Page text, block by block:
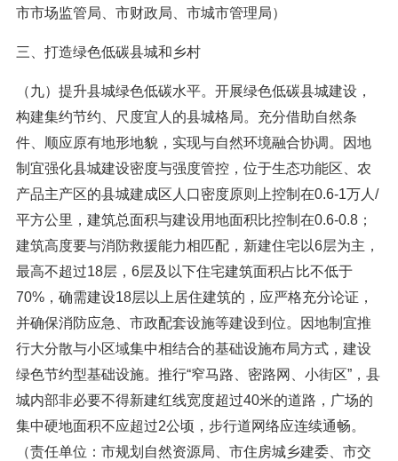
市市场监管局、市财政局、市城市管理局）
三、打造绿色低碳县城和乡村
（九）提升县城绿色低碳水平。开展绿色低碳县城建设，
构建集约节约、尺度宜人的县城格局。充分借助自然条
件、顺应原有地形地貌，实现与自然环境融合协调。因地
制宜强化县城建设密度与强度管控，位于生态功能区、农
产品主产区的县城建成区人口密度原则上控制在0.6-1万人/
平方公里，建筑总面积与建设用地面积比控制在0.6-0.8；
建筑高度要与消防救援能力相匹配，新建住宅以6层为主，
最高不超过18层，6层及以下住宅建筑面积占比不低于
70%，确需建设18层以上居住建筑的，应严格充分论证，
并确保消防应急、市政配套设施等建设到位。因地制宜推
行大分散与小区域集中相结合的基础设施布局方式，建设
绿色节约型基础设施。推行“窄马路、密路网、小街区”，县
城内部非必要不得新建红线宽度超过40米的道路，广场的
集中硬地面积不应超过2公顷，步行道网络应连续通畅。
（责任单位：市规划自然资源局、市住房城乡建委、市交